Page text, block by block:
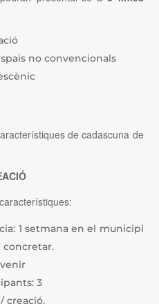
no convencionals
de cadascuna de
1 setmana en el municipi
concretar.
3
creació.